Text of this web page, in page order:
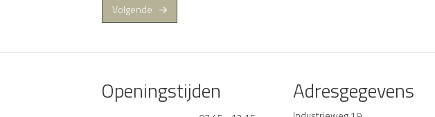
Volgende
Openingstijden Adresgegevens